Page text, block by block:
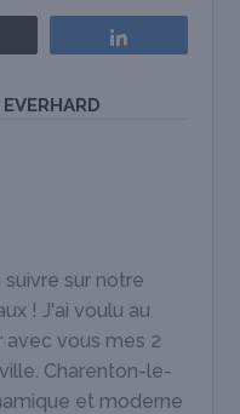
sur notre
! J'ai voulu au
vous mes 2
Charenton-le-
et moderne